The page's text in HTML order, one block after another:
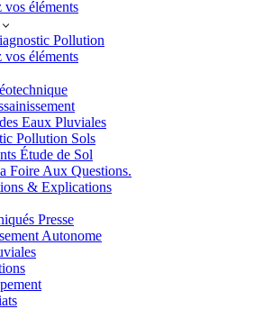
vos éléments
Pollution
vos éléments
Eaux Pluviales
Pollution Sols
Étude de Sol
Foire Aux Questions.
& Explications
Presse
Autonome